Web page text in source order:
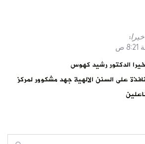
:
الدكتور رشيد كهوس
على السنن الالهية جهد مشكوور لمركز